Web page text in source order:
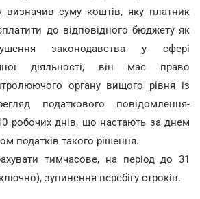
визначив суму коштів, яку платник
до відповідного бюджету як
законодавства у сфері
діяльності, він має право
органу вищого рівня із
податкового повідомлення-
робочих днів, що настають за днем
податків такого рішення.
тимчасове, на період до 31
зупинення перебігу строків.